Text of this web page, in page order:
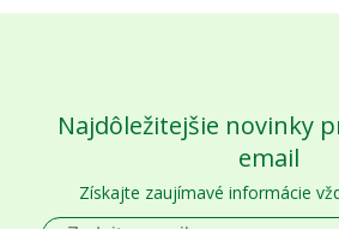
Najdôležitejšie novinky
email
Získajte zaujímavé informácie